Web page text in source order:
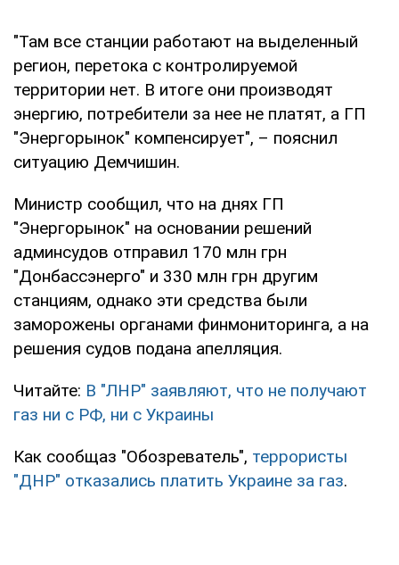
"Там все станции работают на выделенный
регион, перетока с контролируемой
территории нет. В итоге они производят
энергию, потребители за нее не платят, а ГП
"Энергорынок" компенсирует", – пояснил
ситуацию Демчишин.
Министр сообщил, что на днях ГП
"Энергорынок" на основании решений
админсудов отправил 170 млн грн
"Донбассэнерго" и 330 млн грн другим
станциям, однако эти средства были
заморожены органами финмониторинга, а на
решения судов подана апелляция.
Читайте: В "ЛНР" заявляют, что не получают
газ ни с РФ, ни с Украины
Как сообщаз "Обозреватель", террористы
"ДНР" отказались платить Украине за газ.